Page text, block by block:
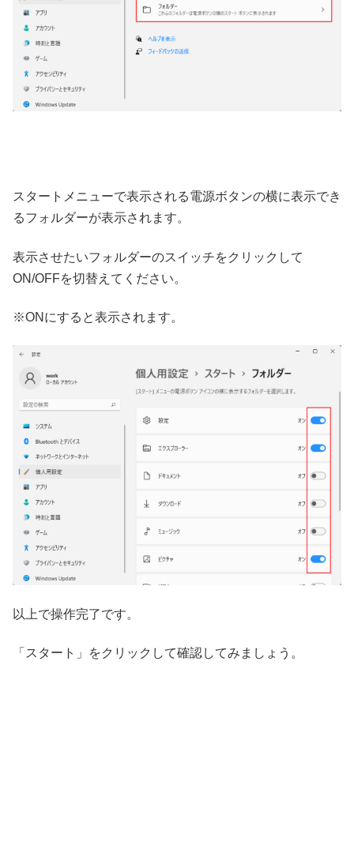
スタートメニューで表示される電源ボタンの横に表示でき
るフォルダーが表示されます。
表示させたいフォルダーのスイッチをクリックして
ON/OFFを切替えてください。
※ONにすると表示されます。
以上で操作完了です。
「スタート」をクリックして確認してみましょう。